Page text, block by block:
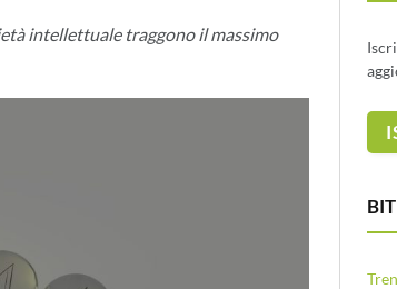
intellettuale traggono il massimo